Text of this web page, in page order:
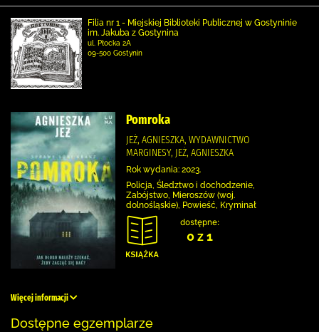
Filia nr 1 - Miejskiej Biblioteki Publicznej w Gostyninie
im. Jakuba z Gostynina
ul. Płocka 2A
09-500 Gostynin
Pomroka
JEŻ, AGNIESZKA, WYDAWNICTWO
MARGINESY, JEŻ, AGNIESZKA
Rok wydania: 2023.
Policja, Śledztwo i dochodzenie,
Zabójstwo, Mieroszów (woj.
dolnośląskie), Powieść, Kryminał
dostępne:
0 z 1
Więcej informacji
Dostępne egzemplarze